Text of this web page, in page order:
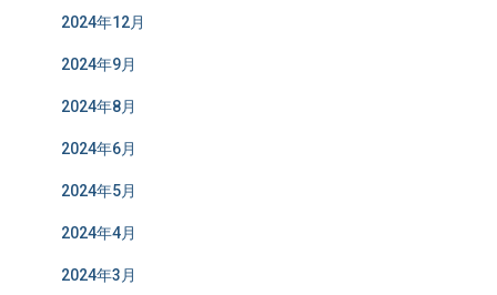
2024年12月
2024年9月
2024年8月
2024年6月
2024年5月
2024年4月
2024年3月